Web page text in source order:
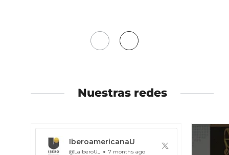
Mover
izquierda
Mover
derecha
Nuestras redes